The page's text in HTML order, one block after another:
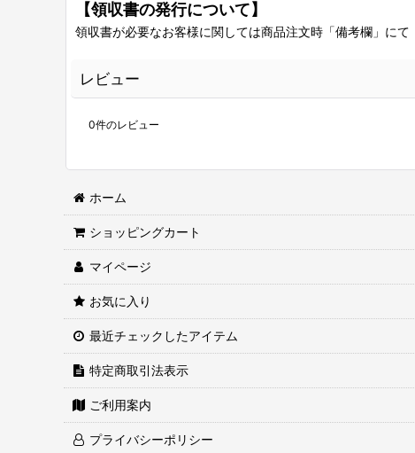
【領収書の発行について】
領収書が必要なお客様に関しては商品注文時「備考欄」にて
レビュー
0件のレビュー
ホーム
ショッピングカート
マイページ
お気に入り
最近チェックしたアイテム
特定商取引法表示
ご利用案内
プライバシーポリシー